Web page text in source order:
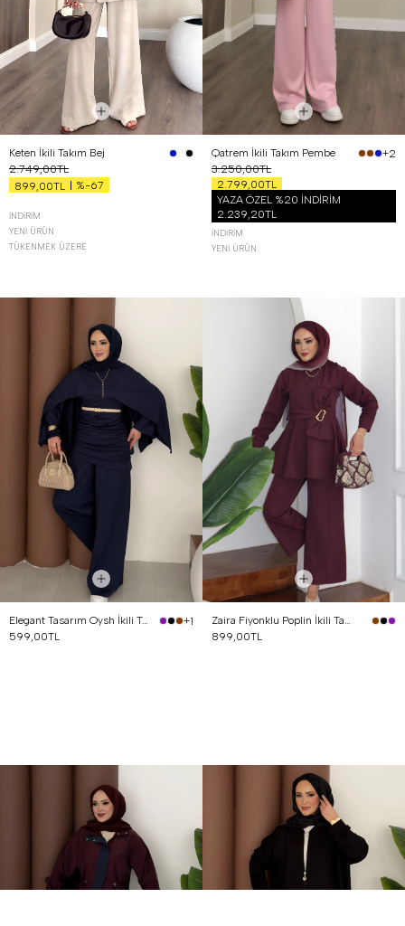
Keten İkili Takım Bej
2.749,00TL
899,00TL
%-67
İNDIRIM
YENI ÜRÜN
TÜKENMEK ÜZERE
Qatrem İkili Takım Pembe
+2
3.250,00TL
2.799,00TL
YAZA ÖZEL %20 İNDİRİM
2.239,20TL
İNDIRIM
YENI ÜRÜN
Elegant Tasarım Oysh İkili Takım Lacivert
+1
599,00TL
Zaira Fiyonklu Poplin İkili Takım Mürdüm
899,00TL